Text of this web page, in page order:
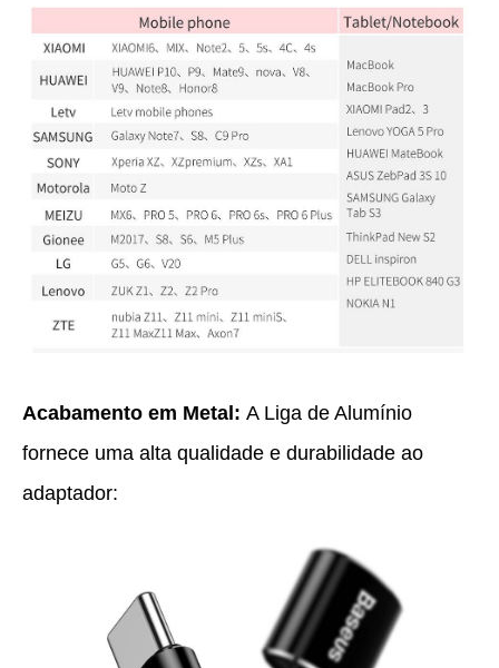
Acabamento em Metal: A Liga de Alumínio
fornece uma alta qualidade e durabilidade ao
adaptador: